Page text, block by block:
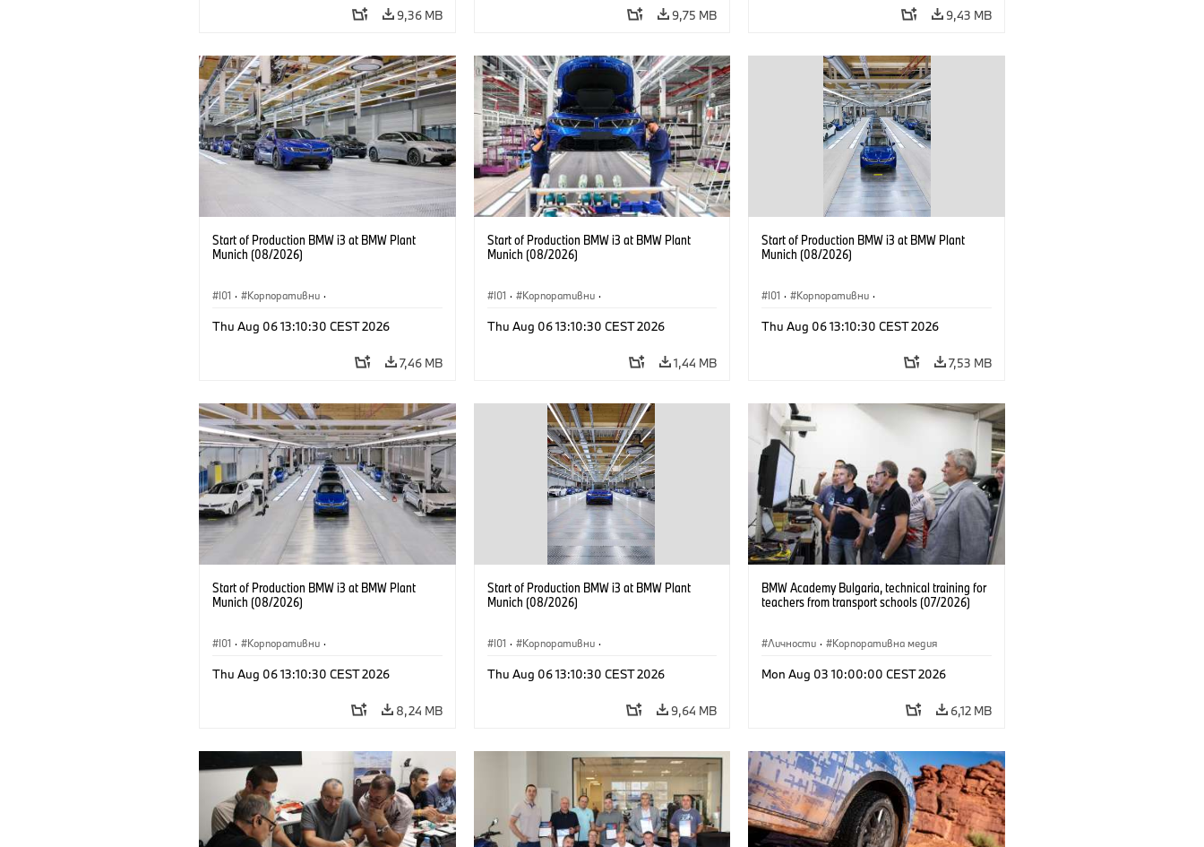
9,36 MB 9,75 MB 9,43 MB
Start of Production BMW i3 at BMW Plant
Munich (08/2026)
I01 · Корпоративни ·
Локации
Thu Aug 06 13:10:30 CEST 2026
7,46 MB
Start of Production BMW i3 at BMW Plant
Munich (08/2026)
I01 · Корпоративни ·
Локации
Thu Aug 06 13:10:30 CEST 2026
1,44 MB
Start of Production BMW i3 at BMW Plant
Munich (08/2026)
I01 · Корпоративни ·
Локации
Thu Aug 06 13:10:30 CEST 2026
7,53 MB
Start of Production BMW i3 at BMW Plant
Munich (08/2026)
I01 · Корпоративни ·
Локации
Thu Aug 06 13:10:30 CEST 2026
8,24 MB
Start of Production BMW i3 at BMW Plant
Munich (08/2026)
I01 · Корпоративни ·
Локации
Thu Aug 06 13:10:30 CEST 2026
9,64 MB
BMW Academy Bulgaria, technical training for
teachers from transport schools (07/2026)
Личности · Корпоративна медия
Mon Aug 03 10:00:00 CEST 2026
6,12 MB